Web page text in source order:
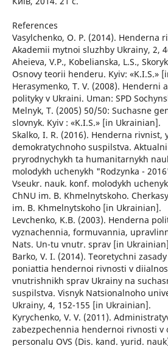
References
Vasylchenko, O. P. (2014). Henderna
Akademii mytnoi sluzhby Ukrainy, 2,
Aheieva, V.P., Kobelianska, L.S.,
Osnovy teorii henderu. Kyiv: «K.I.S.»
Herasymenko, T. V. (2008). Henderni
polityky v Ukraini. Uman: SPD
Melnyk, T. (2005) 50/50: Suchasne
slovnyk. Kyiv : «K.I.S.» [in Ukrainian].
Skalko, I. R. (2016). Henderna rivnist,
demokratychnoho suspilstva.
pryrodnychykh ta humanitarnykh
molodykh uchenykh "Rodzynka -
Vseukr. nauk. konf. molodykh
ChNU im. B. Khmelnytskoho.
im. B. Khmelnytskoho [in Ukrainian].
Levchenko, K.B. (2003). Henderna
vyznachennia, formuvannia,
Nats. Un-tu vnutr. sprav [in
Barko, V. I. (2014). Teoretychni
poniattia hendernoi rivnosti v
vnutrishnikh sprav Ukrainy na
suspilstva. Visnyk Natsionalnoho
Ukrainy, 4, 152-155 [in Ukrainian].
Kyrychenko, V. V. (2011).
zabezpechennia hendernoi rivnosti
personalu OVS (Dis. kand. yurid.